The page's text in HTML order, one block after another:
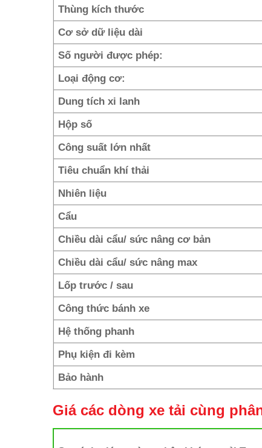
Thùng kích thước
Cơ sở dữ liệu dài
Số người được phép:
Loại động cơ:
Dung tích xi lanh
Hộp số
Công suất lớn nhất
Tiêu chuẩn khí thải
Nhiên liệu
Cẩu
Chiều dài cẩu/ sức nâng cơ bản
Chiều dài cẩu/ sức nâng max
Lốp trước / sau
Công thức bánh xe
Hệ thống phanh
Phụ kiện đi kèm
Bảo hành
Giá các dòng xe tải cùng